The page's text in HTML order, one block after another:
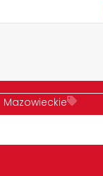
Mazowieckie